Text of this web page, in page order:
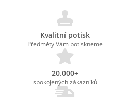
Kvalitní potisk
Předměty Vám potiskneme
20.000+
spokojených zákazníků